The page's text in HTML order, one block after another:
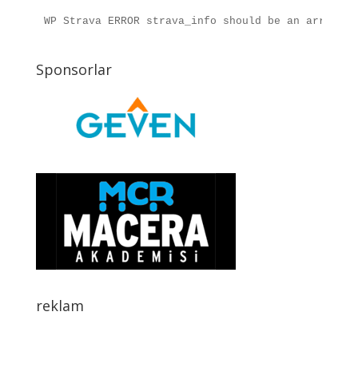
WP Strava ERROR strava_info should be an
Sponsorlar
reklam